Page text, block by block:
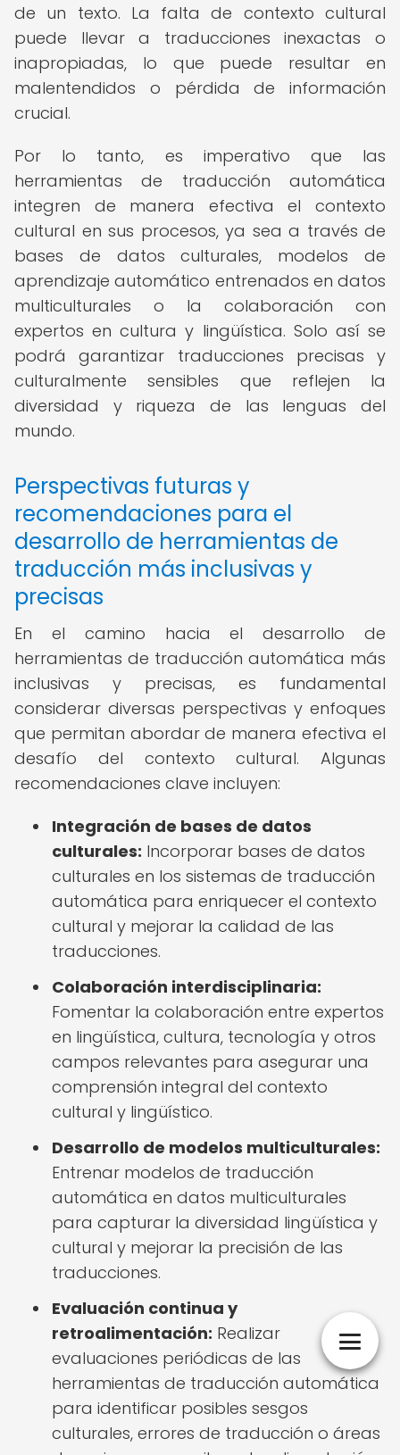
de un texto. La falta de contexto cultural
puede llevar a traducciones inexactas o
inapropiadas, lo que puede resultar en
malentendidos o pérdida de información
crucial.
Por lo tanto, es imperativo que las
herramientas de traducción automática
integren de manera efectiva el contexto
cultural en sus procesos, ya sea a través de
bases de datos culturales, modelos de
aprendizaje automático entrenados en datos
multiculturales o la colaboración con
expertos en cultura y lingüística. Solo así se
podrá garantizar traducciones precisas y
culturalmente sensibles que reflejen la
diversidad y riqueza de las lenguas del
mundo.
Perspectivas futuras y
recomendaciones para el
desarrollo de herramientas de
traducción más inclusivas y
precisas
En el camino hacia el desarrollo de
herramientas de traducción automática más
inclusivas y precisas, es fundamental
considerar diversas perspectivas y enfoques
que permitan abordar de manera efectiva el
desafío del contexto cultural. Algunas
recomendaciones clave incluyen:
Integración de bases de datos
culturales: Incorporar bases de datos
culturales en los sistemas de traducción
automática para enriquecer el contexto
cultural y mejorar la calidad de las
traducciones.
Colaboración interdisciplinaria:
Fomentar la colaboración entre expertos
en lingüística, cultura, tecnología y otros
campos relevantes para asegurar una
comprensión integral del contexto
cultural y lingüístico.
Desarrollo de modelos multiculturales:
Entrenar modelos de traducción
automática en datos multiculturales
para capturar la diversidad lingüística y
cultural y mejorar la precisión de las
traducciones.
Evaluación continua y
retroalimentación: Realizar
evaluaciones periódicas de las
herramientas de traducción automática
para identificar posibles sesgos
culturales, errores de traducción o áreas